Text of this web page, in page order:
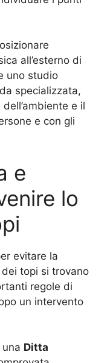
all’esterno di
uno studio
specializzata,
e il
e con gli
e
lo
evitare la
dei topi si trovano
regole di
un intervento
Ditta